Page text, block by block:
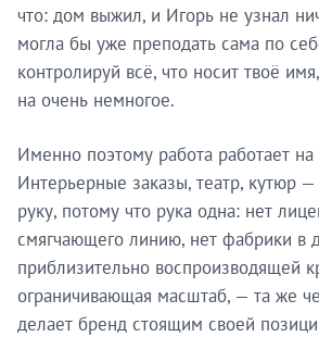
что: дом выжил, и Игорь не узнал
могла бы уже преподать сама по
контролируй всё, что носит твоё
на очень немногое.
Именно поэтому работа работает
Интерьерные заказы, театр, кутюр
руку, потому что рука одна: нет
смягчающего линию, нет фабрики в
приблизительно воспроизводящей
ограничивающая масштаб, — та же
делает бренд стоящим своей